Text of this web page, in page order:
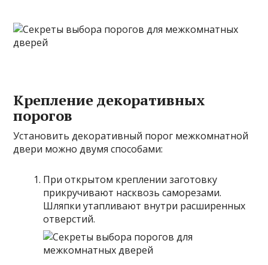
Крепление декоративных
порогов
Установить декоративный порог межкомнатной
двери можно двумя способами:
При открытом креплении заготовку
прикручивают насквозь саморезами.
Шляпки утапливают внутри расширенных
отверстий.